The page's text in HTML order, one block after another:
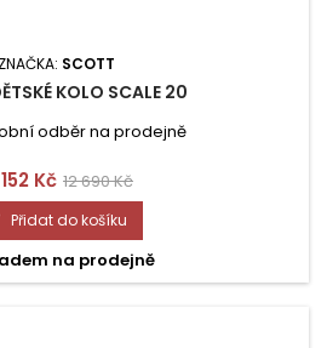
ZNAČKA: SCOTT
KOLO SCALE 20
odběr na prodejně
Kč Běžná
cena
12 690 Kč
Přidat do košíku
na prodejně